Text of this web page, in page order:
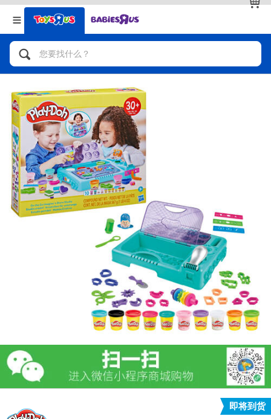
返回
分类目录
人气英雄，角色扮演，射击玩具
自行车，滑板车，骑乘车
拼砌组合及乐高LEGO
玩具车，货车，火车及遥控系列
手工艺，文具，蜡笔，泥胶，画板
娃娃，芭比，收藏公仔
游戏及拼图系列
益智学习玩具
户外及运动产品
派对用品
返回
品牌
查看全部
即将到货